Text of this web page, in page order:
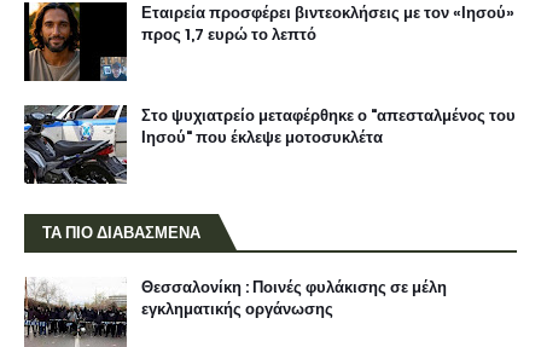
Εταιρεία προσφέρει βιντεοκλήσεις με τον «Ιησού»
προς 1,7 ευρώ το λεπτό
Στο ψυχιατρείο μεταφέρθηκε ο "απεσταλμένος του
Ιησού" που έκλεψε μοτοσυκλέτα
ΤΑ ΠΙΟ ΔΙΑΒΑΣΜΕΝΑ
Θεσσαλονίκη : Ποινές φυλάκισης σε μέλη
εγκληματικής οργάνωσης